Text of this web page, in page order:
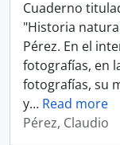
Cuaderno
"Historia
Pérez. En el
fotografías, en
fotografías, su
y… Read more
Pérez, Claudio